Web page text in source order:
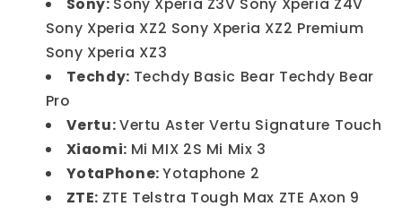
Sony: Sony Xperia Z3V Sony Xperia Z4V
Sony Xperia XZ2 Sony Xperia XZ2 Premium
Sony Xperia XZ3
Techdy: Techdy Basic Bear Techdy Bear
Pro
Vertu:Vertu Aster Vertu Signature Touch
Xiaomi: Mi MIX 2S Mi Mix 3
YotaPhone:Yotaphone 2
ZTE: ZTE Telstra Tough Max ZTE Axon 9